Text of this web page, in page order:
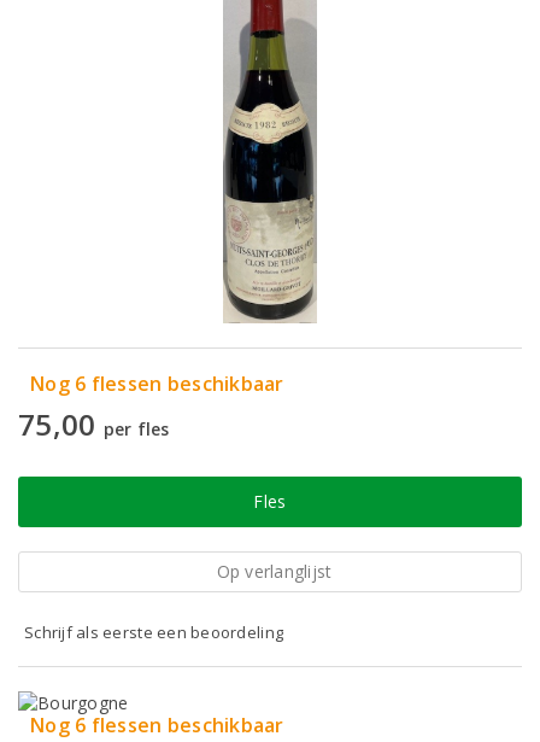
Nog 6 flessen beschikbaar
75,00 per fles
Fles
Op verlanglijst
Schrijf als eerste een beoordeling
Nog 6 flessen beschikbaar